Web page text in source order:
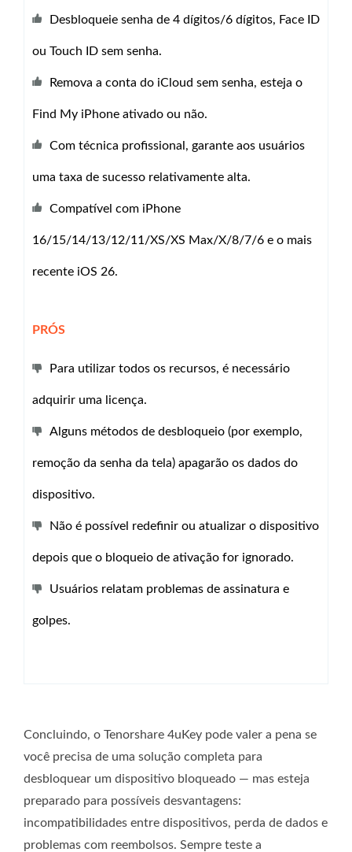
Desbloqueie senha de 4 dígitos/6 dígitos, Face ID
ou Touch ID sem senha.
Remova a conta do iCloud sem senha, esteja o
Find My iPhone ativado ou não.
Com técnica profissional, garante aos usuários
uma taxa de sucesso relativamente alta.
Compatível com iPhone
16/15/14/13/12/11/XS/XS Max/X/8/7/6 e o mais
recente iOS 26.
PRÓS
Para utilizar todos os recursos, é necessário
adquirir uma licença.
Alguns métodos de desbloqueio (por exemplo,
remoção da senha da tela) apagarão os dados do
dispositivo.
Não é possível redefinir ou atualizar o dispositivo
depois que o bloqueio de ativação for ignorado.
Usuários relatam problemas de assinatura e
golpes.
Concluindo, o Tenorshare 4uKey pode valer a pena se
você precisa de uma solução completa para
desbloquear um dispositivo bloqueado — mas esteja
preparado para possíveis desvantagens:
incompatibilidades entre dispositivos, perda de dados e
problemas com reembolsos. Sempre teste a